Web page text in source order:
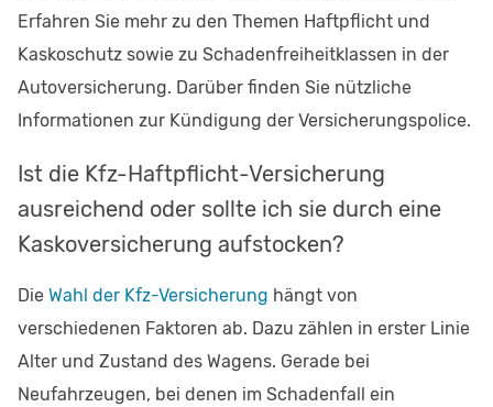
Erfahren Sie mehr zu den Themen Haftpflicht und
Kaskoschutz sowie zu Schadenfreiheitklassen in der
Autoversicherung. Darüber finden Sie nützliche
Informationen zur Kündigung der Versicherungspolice.
Ist die Kfz-Haftpflicht-Versicherung
ausreichend oder sollte ich sie durch eine
Kaskoversicherung aufstocken?
Die Wahl der Kfz-Versicherung hängt von
verschiedenen Faktoren ab. Dazu zählen in erster Linie
Alter und Zustand des Wagens. Gerade bei
Neufahrzeugen, bei denen im Schadenfall ein